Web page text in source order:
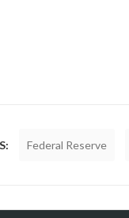
Federal Reserve